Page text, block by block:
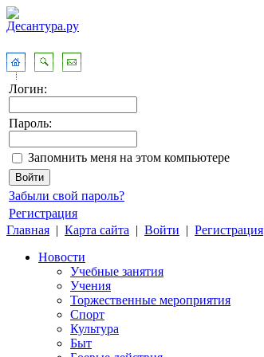
Логин:
Пароль:
Запомнить меня на этом компьютере
Забыли свой пароль?
Регистрация
Главная | Карта сайта | Войти | Регистрация
Новости
Учебные занятия
Учения
Торжественные мероприятия
Спорт
Культура
Быт